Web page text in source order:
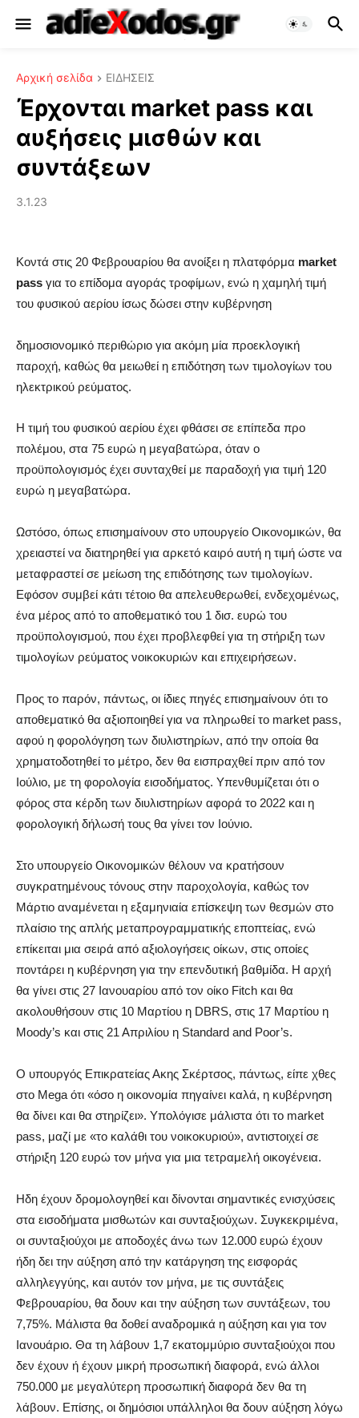
Αρχική σελίδα ΕΙΔΗΣΕΙΣ
Έρχονται market pass και
αυξήσεις μισθών και
συντάξεων
3.1.23
Κοντά στις 20 Φεβρουαρίου θα ανοίξει η πλατφόρμα market
pass για το επίδομα αγοράς τροφίμων, ενώ η χαμηλή τιμή
του φυσικού αερίου ίσως δώσει στην κυβέρνηση
δημοσιονομικό περιθώριο για ακόμη μία προεκλογική
παροχή, καθώς θα μειωθεί η επιδότηση των τιμολογίων του
ηλεκτρικού ρεύματος.
Η τιμή του φυσικού αερίου έχει φθάσει σε επίπεδα προ
πολέμου, στα 75 ευρώ η μεγαβατώρα, όταν ο
προϋπολογισμός έχει συνταχθεί με παραδοχή για τιμή 120
ευρώ η μεγαβατώρα.
Ωστόσο, όπως επισημαίνουν στο υπουργείο Οικονομικών, θα
χρειαστεί να διατηρηθεί για αρκετό καιρό αυτή η τιμή ώστε να
μεταφραστεί σε μείωση της επιδότησης των τιμολογίων.
Εφόσον συμβεί κάτι τέτοιο θα απελευθερωθεί, ενδεχομένως,
ένα μέρος από το αποθεματικό του 1 δισ. ευρώ του
προϋπολογισμού, που έχει προβλεφθεί για τη στήριξη των
τιμολογίων ρεύματος νοικοκυριών και επιχειρήσεων.
Προς το παρόν, πάντως, οι ίδιες πηγές επισημαίνουν ότι το
αποθεματικό θα αξιοποιηθεί για να πληρωθεί το market pass,
αφού η φορολόγηση των διυλιστηρίων, από την οποία θα
χρηματοδοτηθεί το μέτρο, δεν θα εισπραχθεί πριν από τον
Ιούλιο, με τη φορολογία εισοδήματος. Υπενθυμίζεται ότι ο
φόρος στα κέρδη των διυλιστηρίων αφορά το 2022 και η
φορολογική δήλωσή τους θα γίνει τον Ιούνιο.
Στο υπουργείο Οικονομικών θέλουν να κρατήσουν
συγκρατημένους τόνους στην παροχολογία, καθώς τον
Μάρτιο αναμένεται η εξαμηνιαία επίσκεψη των θεσμών στο
πλαίσιο της απλής μεταπρογραμματικής εποπτείας, ενώ
επίκειται μια σειρά από αξιολογήσεις οίκων, στις οποίες
ποντάρει η κυβέρνηση για την επενδυτική βαθμίδα. Η αρχή
θα γίνει στις 27 Ιανουαρίου από τον οίκο Fitch και θα
ακολουθήσουν στις 10 Μαρτίου η DBRS, στις 17 Μαρτίου η
Moody’s και στις 21 Απριλίου η Standard and Poor’s.
Ο υπουργός Επικρατείας Ακης Σκέρτσος, πάντως, είπε χθες
στο Mega ότι «όσο η οικονομία πηγαίνει καλά, η κυβέρνηση
θα δίνει και θα στηρίζει». Υπολόγισε μάλιστα ότι το market
pass, μαζί με «το καλάθι του νοικοκυριού», αντιστοιχεί σε
στήριξη 120 ευρώ τον μήνα για μια τετραμελή οικογένεια.
Ηδη έχουν δρομολογηθεί και δίνονται σημαντικές ενισχύσεις
στα εισοδήματα μισθωτών και συνταξιούχων. Συγκεκριμένα,
οι συνταξιούχοι με αποδοχές άνω των 12.000 ευρώ έχουν
ήδη δει την αύξηση από την κατάργηση της εισφοράς
αλληλεγγύης, και αυτόν τον μήνα, με τις συντάξεις
Φεβρουαρίου, θα δουν και την αύξηση των συντάξεων, του
7,75%. Μάλιστα θα δοθεί αναδρομικά η αύξηση και για τον
Ιανουάριο. Θα τη λάβουν 1,7 εκατομμύριο συνταξιούχοι που
δεν έχουν ή έχουν μικρή προσωπική διαφορά, ενώ άλλοι
750.000 με μεγαλύτερη προσωπική διαφορά δεν θα τη
λάβουν. Επίσης, οι δημόσιοι υπάλληλοι θα δουν αύξηση λόγω